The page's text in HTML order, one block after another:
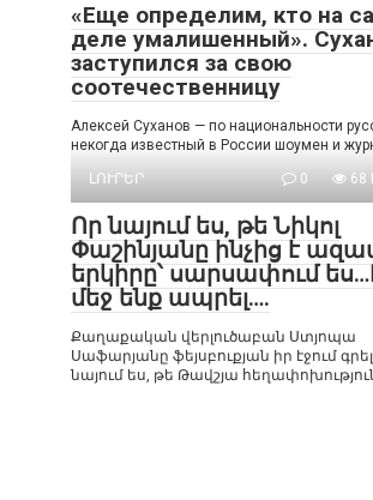
«Еще определим, кто на
деле умалишенный».
заступился за свою
соотечественницу
Алексей Суханов — по национальности
некогда известный в России шоумен и
ԼՈՒՐԵՐ
0 68
Որ նայում ես, թե Նիկոլ
Փաշինյանը ինչից է
երկիրը՝ սարսափում
մեջ ենք ապրել….
Քաղաքական վերլուծաբան Ստյոպա
Սաֆարյանը ֆեյսբուքյան իր էջում գրել
նայում ես, թե Թավշյա